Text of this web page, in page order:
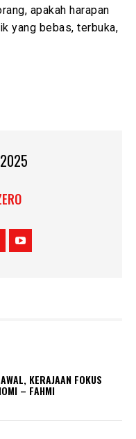
apakah harapan
yang bebas, terbuka,
KERAJAAN FOKUS
– FAHMI